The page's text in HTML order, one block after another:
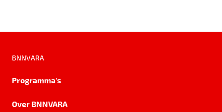
BNNVARA
Programma's
Over BNNVARA